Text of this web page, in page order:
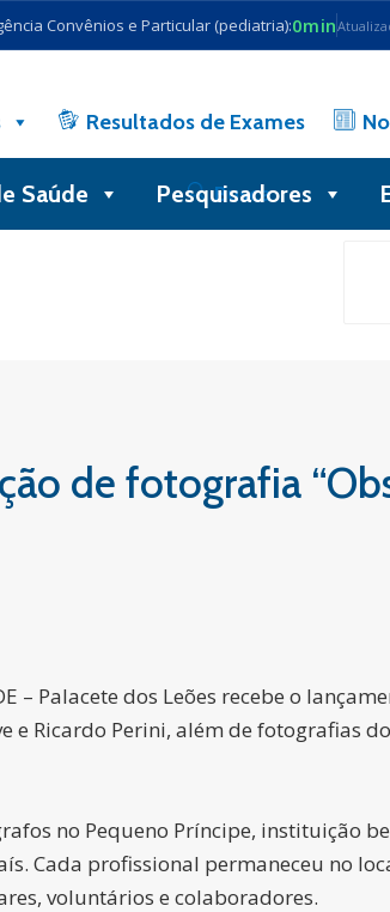
Convênios e Particular (pediatria):0min
Resultados de Exames
Busca
Saúde Pesquisadores
de fotografia
– Palacete dos Leões recebe o
e Ricardo Perini, além de fotografias
no Pequeno Príncipe, instituição
Cada profissional permaneceu no
voluntários e colaboradores.